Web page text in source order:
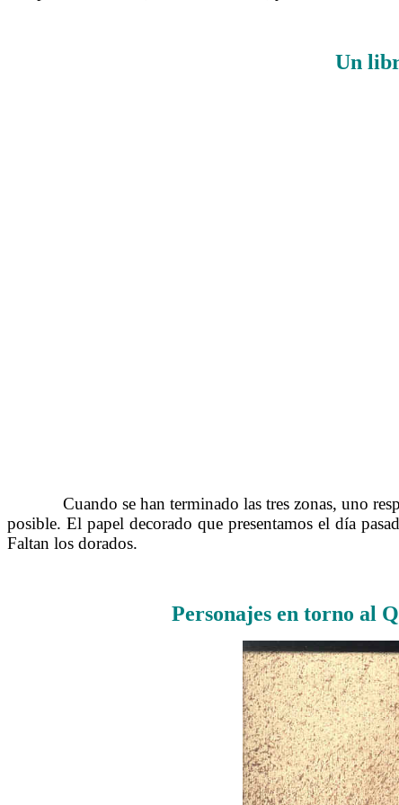
Un
Cuando se han terminado las tres zonas, uno
posible. El papel decorado que presentamos el día
Faltan los dorados.
Personajes en torno al